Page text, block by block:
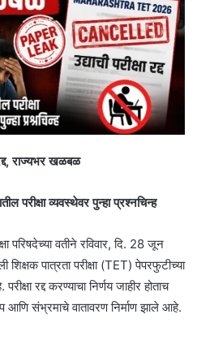
राज्यभर खळबळ
परीक्षा व्यवस्थेवर पुन्हा प्रश्नचिन्ह
परिषदेच्या वतीने रविवार, दि. 28 जून
पात्रता परीक्षा (TET) पेपरफुटीच्या
रद्द करण्याचा निर्णय जाहीर होताच
आणि संभ्रमाचे वातावरण निर्माण झाले आहे.